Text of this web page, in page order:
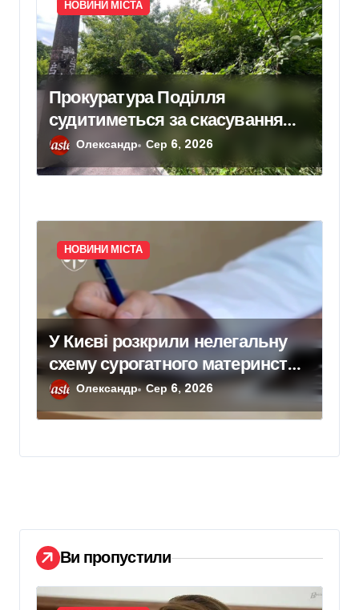
НОВИНИ МІСТА
Прокуратура Поділля
судитиметься за скасування
права власності на фіктивну
будівлю в центрі Києва
Олександр Сер 6, 2026
НОВИНИ МІСТА
У Києві розкрили нелегальну
схему сурогатного материнства
для іноземних замовників:
двійня загинула через
Олександр Сер 6, 2026
Ви пропустили